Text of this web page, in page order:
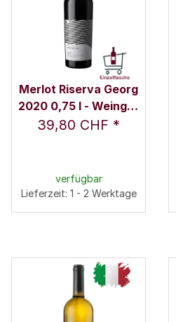
Merlot Riserva Georg
2020 0,75 l - Weingut
Nicolussi-Leck
39,80 CHF *
verfügbar
Lieferzeit: 1 - 2 Werktage